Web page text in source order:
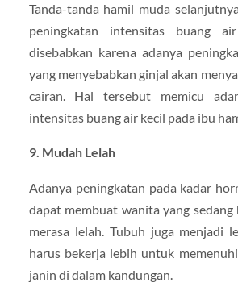
Tanda-tanda hamil muda
peningkatan intensitas buang
disebabkan karena adanya
yang menyebabkan ginjal akan
cairan. Hal tersebut memicu
intensitas buang air kecil pada ibu
9. Mudah Lelah
Adanya peningkatan pada kadar
dapat membuat wanita yang sedang
merasa lelah. Tubuh juga menjadi
harus bekerja lebih untuk
janin di dalam kandungan.